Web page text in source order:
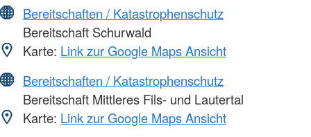
Bereitschaften / Katastrophenschutz
Bereitschaft Schurwald
Karte: Link zur Google Maps Ansicht
Bereitschaften / Katastrophenschutz
Bereitschaft Mittleres Fils- und Lautertal
Karte: Link zur Google Maps Ansicht